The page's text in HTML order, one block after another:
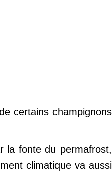
certains champignons
la fonte du permafrost,
climatique va aussi